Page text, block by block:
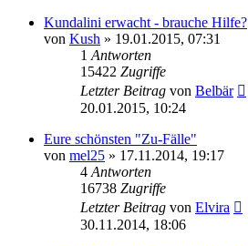
Kundalini erwacht - brauche Hilfe?
von Kush » 19.01.2015, 07:31
1 Antworten
15422 Zugriffe
Letzter Beitrag von Belbär
20.01.2015, 10:24
Eure schönsten "Zu-Fälle"
von mel25 » 17.11.2014, 19:17
4 Antworten
16738 Zugriffe
Letzter Beitrag von Elvira
30.11.2014, 18:06